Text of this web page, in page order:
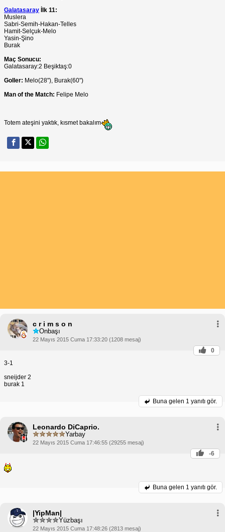
Galatasaray İlk 11:
Muslera
Sabri-Semih-Hakan-Telles
Hamit-Selçuk-Melo
Yasin-Şino
Burak
Maç Sonucu:
Galatasaray:2 Beşiktaş:0
Goller: Melo(28"), Burak(60")
Man of the Match: Felipe Melo
Totem ateşini yaktık, kısmet bakalım
c r i m s o n
Onbaşı
22 Mayıs 2015 Cuma 17:33:20 (1208 mesaj)
0
3-1
sneijder 2
burak 1
Buna gelen 1 yanıtı gör.
Leonardo DiCaprio.
Yarbay
22 Mayıs 2015 Cuma 17:46:55 (29255 mesaj)
-6
Buna gelen 1 yanıtı gör.
|YipMan|
Yüzbaşı
22 Mayıs 2015 Cuma 17:48:26 (2813 mesaj)